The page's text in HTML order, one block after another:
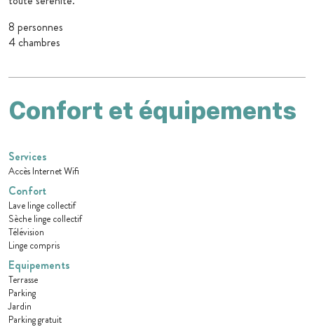
8 personnes
4 chambres
Confort et équipements
Services
Accès Internet Wifi
Confort
Lave linge collectif
Sèche linge collectif
Télévision
Linge compris
Equipements
Terrasse
Parking
Jardin
Parking gratuit